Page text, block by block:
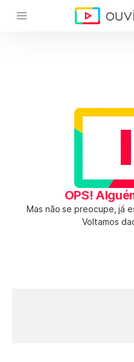
OPS!
Mas não se preocupe, já
Voltamos